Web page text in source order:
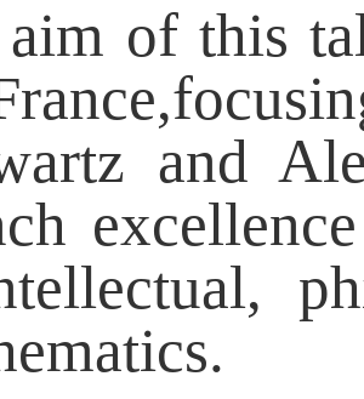
of this
and